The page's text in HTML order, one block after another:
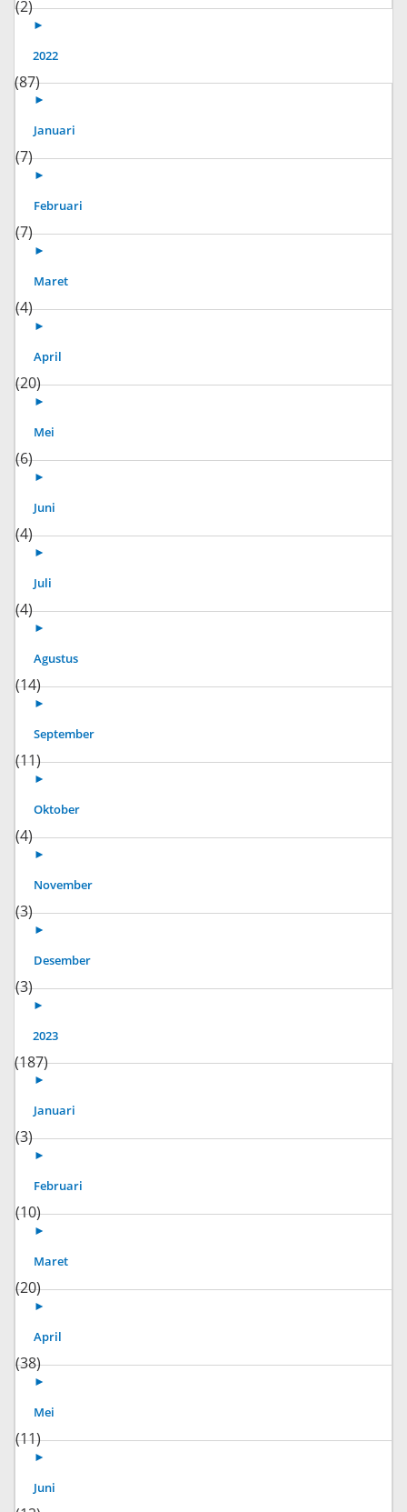
(2)
►
2022
(87)
►
Januari
(7)
►
Februari
(7)
►
Maret
(4)
►
April
(20)
►
Mei
(6)
►
Juni
(4)
►
Juli
(4)
►
Agustus
(14)
►
September
(11)
►
Oktober
(4)
►
November
(3)
►
Desember
(3)
►
2023
(187)
►
Januari
(3)
►
Februari
(10)
►
Maret
(20)
►
April
(38)
►
Mei
(11)
►
Juni